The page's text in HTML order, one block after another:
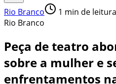
Rio Branco 1 min de leitura
Rio Branco
Peça de teatro
sobre a mulher e
enfrentamentos